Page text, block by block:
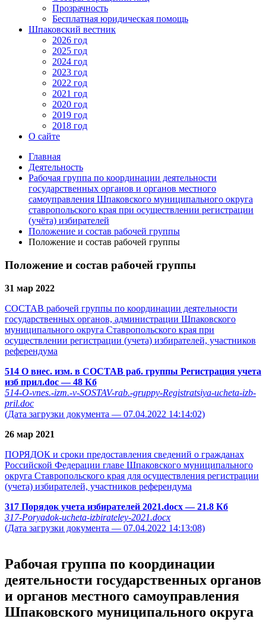
Прозрачность
Бесплатная юридическая помощь
Шпаковский вестник
2026 год
2025 год
2024 год
2023 год
2022 год
2021 год
2020 год
2019 год
2018 год
О сайте
Главная
Деятельность
Рабочая группа по координации деятельности
государственных органов и органов местного
самоуправления Шпаковского муниципального округа
ставропольского края при осуществлении регистрации
(учёта) избирателей
Положение и состав рабочей группы
Положение и состав рабочей группы
Положение и состав рабочей группы
31 мар 2022
СОСТАВ рабочей группы по координации деятельности
государственных органов, администрации Шпаковского
муниципального округа Ставропольского края при
осуществлении регистрации (учета) избирателей, участников
референдума
514 О внес. изм. в СОСТАВ раб. группы Регистрация учета
изб прил.doc— 48 Кб
514-O-vnes.-izm.-v-SOSTAV-rab.-gruppy-Registratsiya-ucheta-izb-
pril.doc
(Дата загрузки документа — 07.04.2022 14:14:02)
26 мар 2021
ПОРЯДОК и сроки предоставления сведений о гражданах
Российской Федерации главе Шпаковского муниципального
округа Ставропольского края для осуществления регистрации
(учета) избирателей, участников референдума
317 Порядок учета избирателей 2021.docx— 21.8 Кб
317-Poryadok-ucheta-izbirateley-2021.docx
(Дата загрузки документа — 07.04.2022 14:13:08)
Рабочая группа по координации
деятельности государственных органов
и органов местного самоуправления
Шпаковского муниципального округа